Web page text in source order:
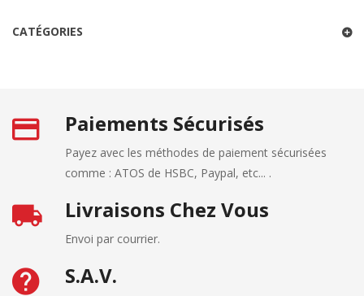
CATÉGORIES
Paiements Sécurisés
Payez avec les méthodes de paiement sécurisées
comme : ATOS de HSBC, Paypal, etc... .
Livraisons Chez Vous
Envoi par courrier.
S.A.V.